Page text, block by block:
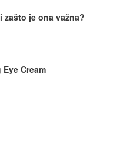
je ona važna?
Cream